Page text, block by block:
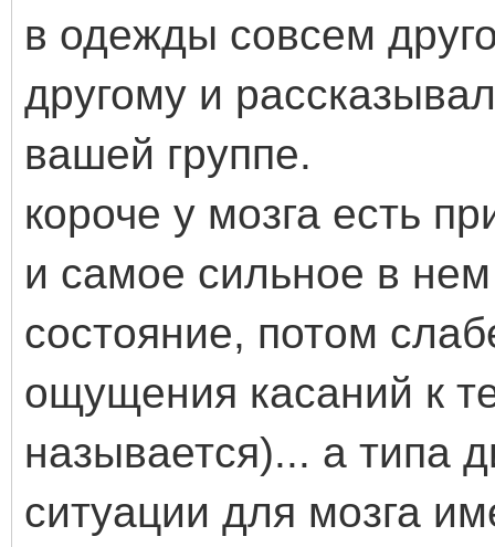
в одежды совсем
другому и
вашей группе.
короче у мозга есть
и самое сильное в
состояние, потом
ощущения касаний к
называется)... а типа
ситуации для мозга